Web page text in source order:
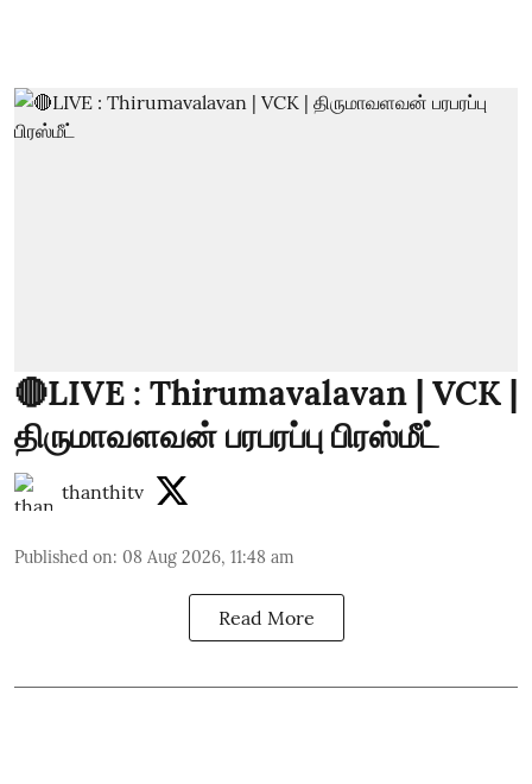
🔴LIVE : Thirumavalavan | VCK |
திருமாவளவன் பரபரப்பு பிரஸ்மீட்
thanthitv
Published on: 08 Aug 2026, 11:48 am
Read More